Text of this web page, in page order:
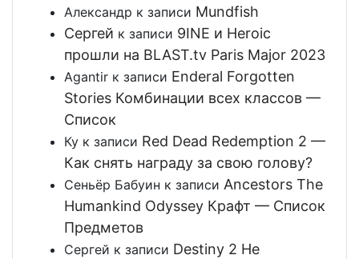
Александр к записи Mundfish
Сергей к записи 9INE и Heroic
прошли на BLAST.tv Paris Major 2023
Agantir к записи Enderal Forgotten
Stories Комбинации всех классов —
Список
Ку к записи Red Dead Redemption 2 —
Как снять награду за свою голову?
Сеньёр Бабуин к записи Ancestors The
Humankind Odyssey Крафт — Список
Предметов
Сергей к записи Destiny 2 Не